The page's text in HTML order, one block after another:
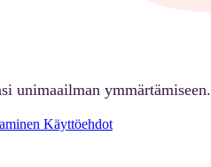
unimaailman ymmärtämiseen.
Käyttöehdot